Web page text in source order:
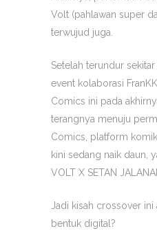
Volt (pahlawan super
terwujud juga.
Setelah terundur
event kolaborasi
Comics ini pada
terangnya menuju
Comics, platform
kini sedang naik daun,
VOLT X SETAN
Jadi kisah crossover
bentuk digital?